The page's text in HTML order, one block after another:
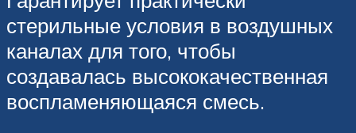
стерильные условия в воздушных
каналах для того, чтобы
создавалась высококачественная
воспламеняющаяся смесь.